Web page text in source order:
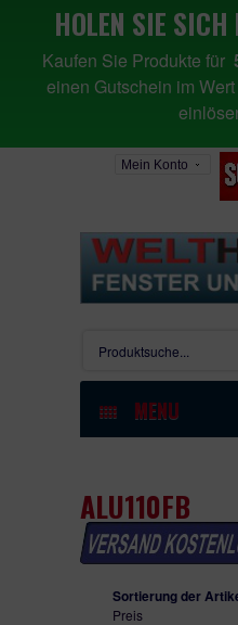
HOLEN SIE SICH
Kaufen Sie Produkte für
einen Gutschein im
Mein Konto
MENU
WH75N
ALU110FB
Sortierung der
Preis